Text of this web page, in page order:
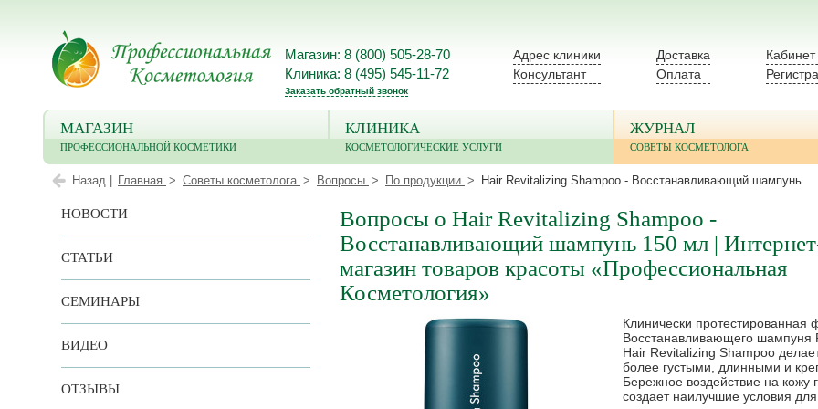
Магазин: 8 (800) 505-28-70
Клиника: 8 (495) 545-11-72
Заказать обратный звонок
Адрес клиники
Консультант
Доставка
Оплата
Кабинет
МАГАЗИН
ПРОФЕССИОНАЛЬНОЙ КОСМЕТИКИ
КЛИНИКА
КОСМЕТОЛОГИЧЕСКИЕ УСЛУГИ
ЖУРНАЛ
СОВЕТЫ КОСМЕТОЛОГА
Назад | Главная Советы косметолога Вопросы По продукции Hair Revitalizing Shampoo - Восстанавливающий шампунь
Вопросы о Hair Revitalizing Shampoo -
Восстанавливающий шампунь 150 мл |
магазин товаров красоты «Профессиональная
Косметология»
Клинически протестированная
Восстанавливающего шампуня
Hair Revitalizing Shampoo
более густыми, длинными и
Бережное воздействие на кожу
создает наилучшие условия для
НОВОСТИ
СТАТЬИ
СЕМИНАРЫ
ВИДЕО
ОТЗЫВЫ